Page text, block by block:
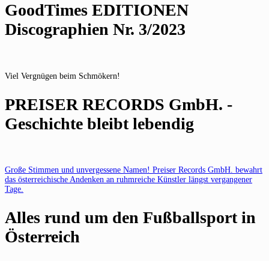
GoodTimes EDITIONEN
Discographien Nr. 3/2023
Viel Vergnügen beim Schmökern!
PREISER RECORDS GmbH. -
Geschichte bleibt lebendig
Große Stimmen und unvergessene Namen! Preiser Records GmbH. bewahrt
das österreichische Andenken an ruhmreiche Künstler längst vergangener
Tage.
Alles rund um den Fußballsport in
Österreich